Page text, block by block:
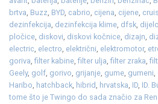
brtva, Buzz, BYD, cabrio, cijena, cijene,
dezinfekcija, dezinfekcija klime, dfsk,
pločice, diskovi, diskovi kočnice, dizajn,
electric, electro, električni, elektromotor,
goriva,filter kabine,filter ulja,filter zraka,
Geely, golf, gorivo, grijanje, gume, gumeni,
Haribo, hatchback, hibrid, hrvatska, ID, ID.
tome što je Twingo do sada značio za